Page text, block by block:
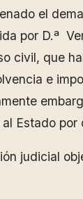
el
por D.ª
civil, que
e
Estado por
judicial